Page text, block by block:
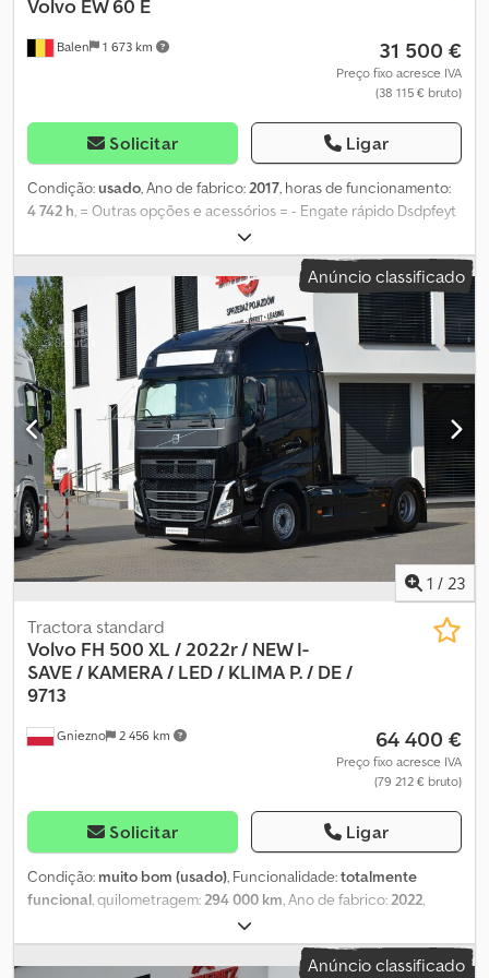
Balen 1 673 km
Volvo EW 60 E
31 500 €
Preço fixo acresce IVA
(38 115 € bruto)
Solicitar Ligar
Condição:usado, Ano de fabrico:2017, horas de funcionamento:
4 742 h, = Outras opções e acessórios = - Engate rápido Dsdpfeyt
Iwpsx Ahyjck = Mais informações = Tração: Roda Peso vazio: 6.500
kg Entre em contato com Geert Geuens para mais informações.
Anúncio classificado
1 / 23
Gniezno 2 456 km
Tractora standard
Volvo FH 500 XL / 2022r / NEW I-
SAVE / KAMERA / LED / KLIMA P. / DE /
9713
64 400 €
Preço fixo acresce IVA
(79 212 € bruto)
Solicitar Ligar
Condição: muito bom (usado), Funcionalidade:totalmente
funcional, quilometragem:294 000 km, Ano de fabrico:2022,
PREÇO: 64.400 € BEM-VINDO SMUSZKIEWICZ OFERECE: UNIDADE
TRATOR 4×2 VOLVO FH 5 500 CV CABINE MAIS ALTA – XL NOVO
MODELO VERSÃO COM TECNOLOGIA I-SAVE, TURBO COMPOSTO
Anúncio classificado